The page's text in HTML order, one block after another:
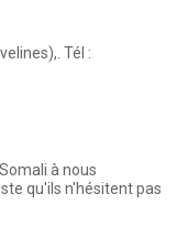
Tél :
à nous
qu'ils n'hésitent pas